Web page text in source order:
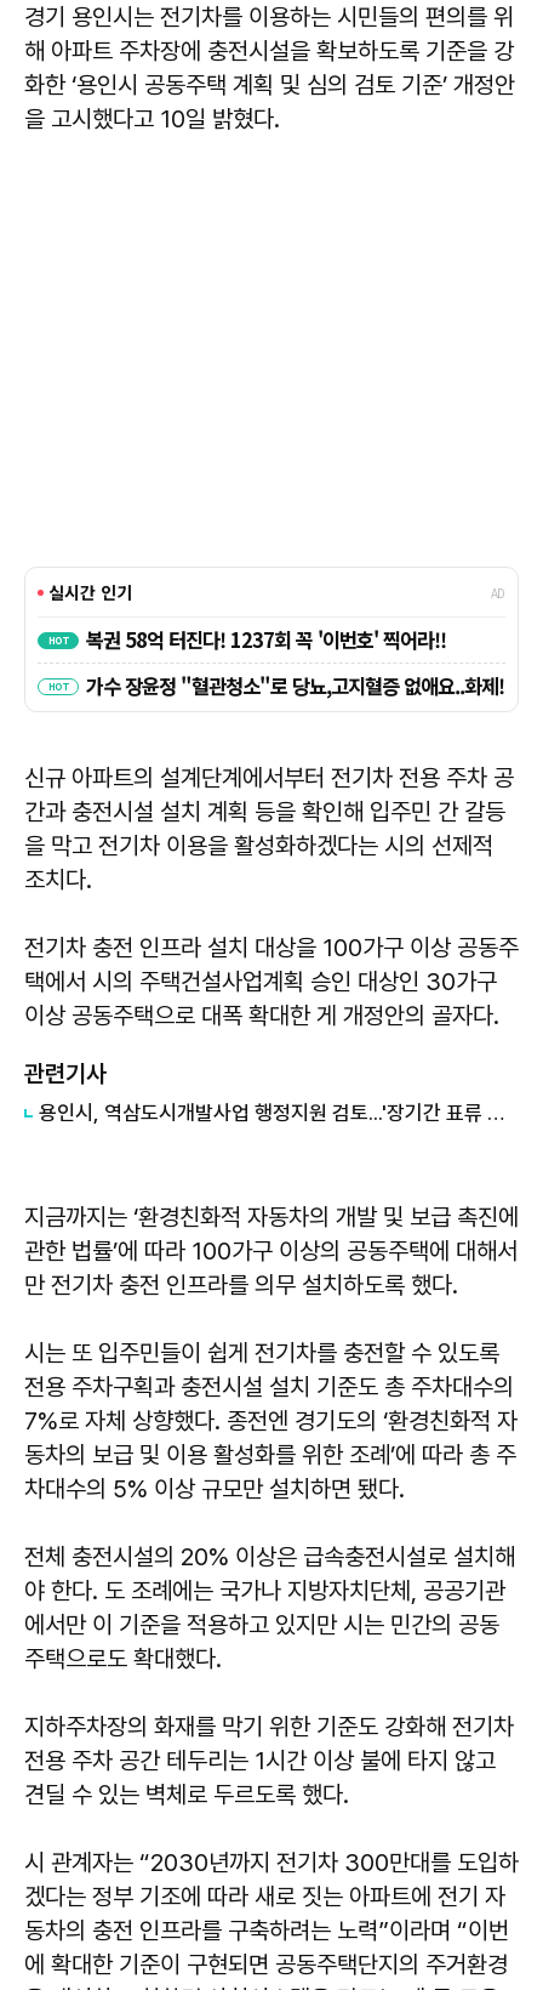
경기 용인시는 전기차를 이용하는 시민들의 편의를 위
해 아파트 주차장에 충전시설을 확보하도록 기준을 강
화한 ‘용인시 공동주택 계획 및 심의 검토 기준’ 개정안
을 고시했다고 10일 밝혔다.
신규 아파트의 설계단계에서부터 전기차 전용 주차 공
간과 충전시설 설치 계획 등을 확인해 입주민 간 갈등
을 막고 전기차 이용을 활성화하겠다는 시의 선제적
조치다.
전기차 충전 인프라 설치 대상을 100가구 이상 공동주
택에서 시의 주택건설사업계획 승인 대상인 30가구
이상 공동주택으로 대폭 확대한 게 개정안의 골자다.
관련기사
용인시, 역삼도시개발사업 행정지원 검토...'장기간 표류 조합 정상화 기미'
지금까지는 ‘환경친화적 자동차의 개발 및 보급 촉진에
관한 법률’에 따라 100가구 이상의 공동주택에 대해서
만 전기차 충전 인프라를 의무 설치하도록 했다.
시는 또 입주민들이 쉽게 전기차를 충전할 수 있도록
전용 주차구획과 충전시설 설치 기준도 총 주차대수의
7%로 자체 상향했다. 종전엔 경기도의 ‘환경친화적 자
동차의 보급 및 이용 활성화를 위한 조례’에 따라 총 주
차대수의 5% 이상 규모만 설치하면 됐다.
전체 충전시설의 20% 이상은 급속충전시설로 설치해
야 한다. 도 조례에는 국가나 지방자치단체, 공공기관
에서만 이 기준을 적용하고 있지만 시는 민간의 공동
주택으로도 확대했다.
지하주차장의 화재를 막기 위한 기준도 강화해 전기차
전용 주차 공간 테두리는 1시간 이상 불에 타지 않고
견딜 수 있는 벽체로 두르도록 했다.
시 관계자는 “2030년까지 전기차 300만대를 도입하
겠다는 정부 기조에 따라 새로 짓는 아파트에 전기 자
동차의 충전 인프라를 구축하려는 노력”이라며 “이번
에 확대한 기준이 구현되면 공동주택단지의 주거환경